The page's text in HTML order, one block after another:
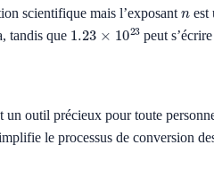
scientifique mais l’exposant
est
tandis que 1.23 1023 peut s’écrire
outil précieux pour toute
le processus de conversion